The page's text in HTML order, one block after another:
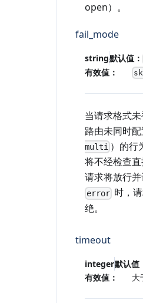
open）。
fail_mode
string默认值：
有效值：
当请求格式
路由未同时
multi ）的行
将不经检查
请求将放行
error 时，
绝。
timeout
integer默认值
有效值：
大